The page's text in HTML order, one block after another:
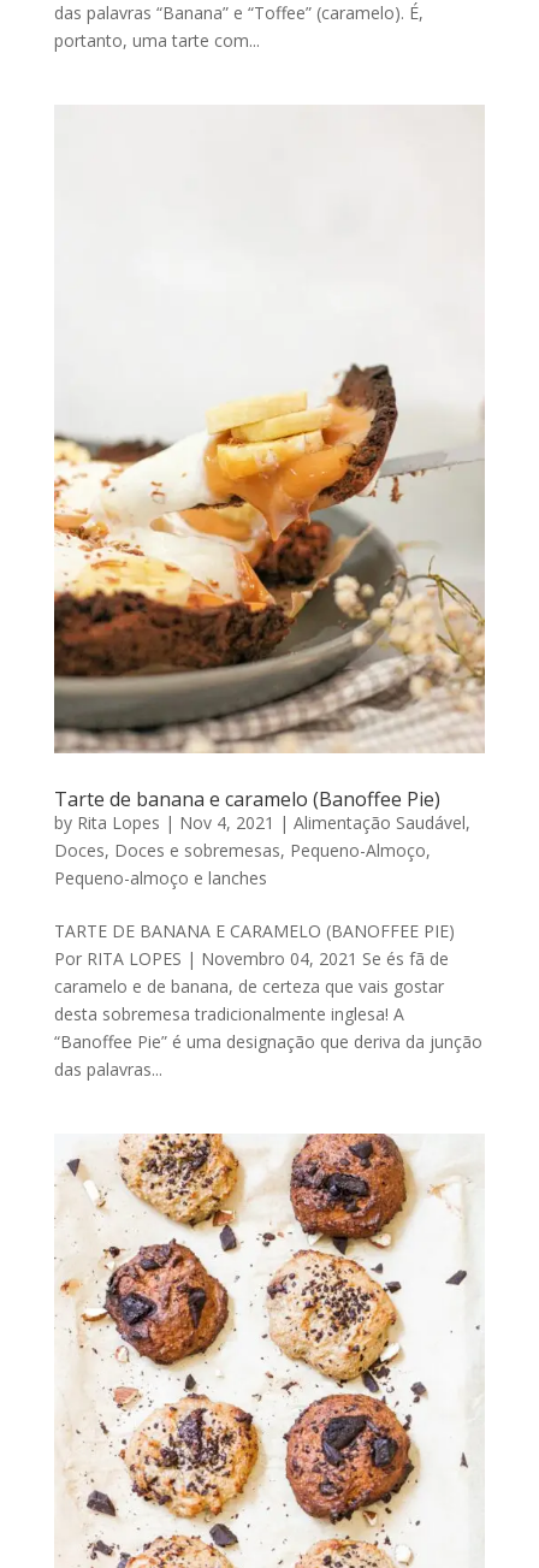
das palavras “Banana” e “Toffee” (caramelo). É,
portanto, uma tarte com...
Tarte de banana e caramelo (Banoffee Pie)
by Rita Lopes | Nov 4, 2021 | Alimentação Saudável,
Doces, Doces e sobremesas, Pequeno-Almoço,
Pequeno-almoço e lanches
TARTE DE BANANA E CARAMELO (BANOFFEE PIE)
Por RITA LOPES | Novembro 04, 2021 Se és fã de
caramelo e de banana, de certeza que vais gostar
desta sobremesa tradicionalmente inglesa! A
“Banoffee Pie” é uma designação que deriva da junção
das palavras...